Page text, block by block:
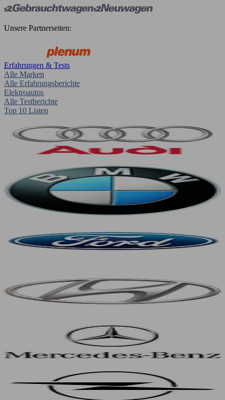
Unsere Partnerseiten:
Erfahrungen & Tests
Alle Marken
Alle Erfahrungsberichte
Elektroautos
Alle Testberichte
Top 10 Listen